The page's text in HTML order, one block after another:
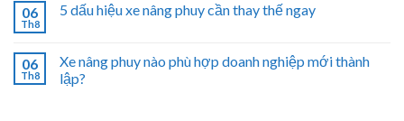
06
Th8
5 dấu hiệu xe nâng phuy cần thay thế ngay
06
Th8
Xe nâng phuy nào phù hợp doanh nghiệp mới thành
lập?